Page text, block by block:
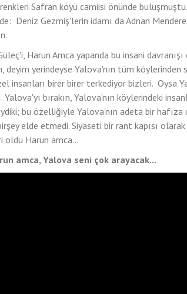
Safran köyü camiisi önünde
Deniz Gezmiş'lerin idamı da Adnan
Harun Amca yapanda bu insani
deyim yerindeyse Yalova'nın tüm köylerinden
insanları birer birer terkediyor bizleri. Oysa
Yalova'yı bırakın, Yalova'nın köylerindeki
bu özelliğiyle Yalova'nın adeta bir
elde etmedi. Siyaseti bir rant kapısı
oldu Harun amca...
amca, Yalova seni çok arayacak...